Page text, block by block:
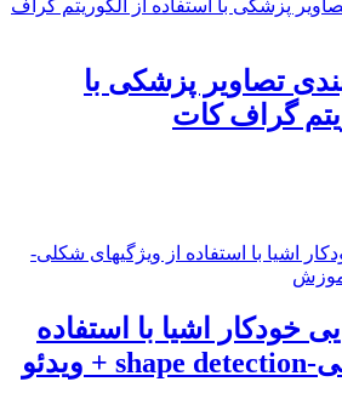
بندی تصاویر پزشکی با
گراف کات
خودکار اشیا با استفاده
از ویژگیهای شکلی-shape detection + ویدئو